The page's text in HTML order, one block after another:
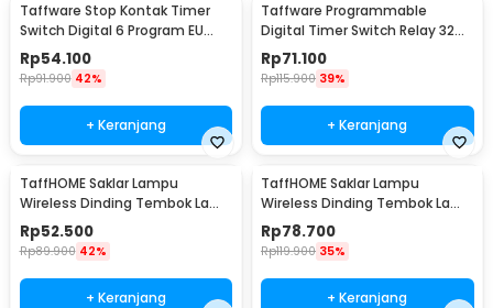
Taffware Stop Kontak Timer
Switch Digital 6 Program EU
Plug 16A 230V - W03
Rp54.100
Rp91.900 42%
+ Keranjang
Taffware Programmable
Digital Timer Switch Relay 32
Program 220V - KG316T
Rp71.100
Rp115.900 39%
+ Keranjang
TaffHOME Saklar Lampu
Wireless Dinding Tembok Lamp
Switch RF 433MHz 1 Gang 1
Receiver - WHK01
Rp52.500
Rp89.900 42%
+ Keranjang
TaffHOME Saklar Lampu
Wireless Dinding Tembok Lamp
Switch RF 433MHz 2 Gang 2
Receiver - WHK01
Rp78.700
Rp119.900 35%
+ Keranjang